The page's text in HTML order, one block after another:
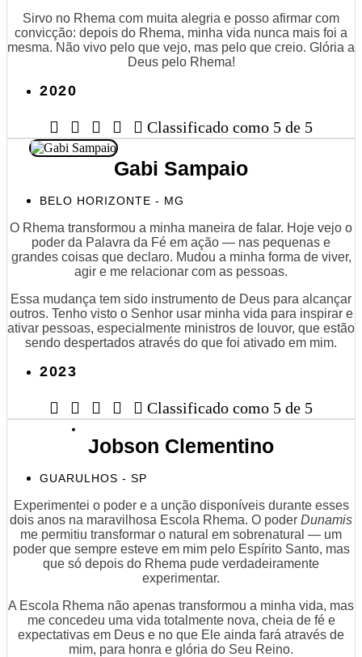
Sirvo no Rhema com muita alegria e posso afirmar com
convicção: depois do Rhema, minha vida nunca mais foi a
mesma. Não vivo pelo que vejo, mas pelo que creio. Glória a
Deus pelo Rhema!
2020
     Classificado como 5 de 5
Gabi Sampaio
BELO HORIZONTE - MG
O Rhema transformou a minha maneira de falar. Hoje vejo o
poder da Palavra da Fé em ação — nas pequenas e
grandes coisas que declaro. Mudou a minha forma de viver,
agir e me relacionar com as pessoas.
Essa mudança tem sido instrumento de Deus para alcançar
outros. Tenho visto o Senhor usar minha vida para inspirar e
ativar pessoas, especialmente ministros de louvor, que estão
sendo despertados através do que foi ativado em mim.
2023
     Classificado como 5 de 5
Jobson Clementino
GUARULHOS - SP
Experimentei o poder e a unção disponíveis durante esses
dois anos na maravilhosa Escola Rhema. O poder Dunamis
me permitiu transformar o natural em sobrenatural — um
poder que sempre esteve em mim pelo Espírito Santo, mas
que só depois do Rhema pude verdadeiramente
experimentar.
A Escola Rhema não apenas transformou a minha vida, mas
me concedeu uma vida totalmente nova, cheia de fé e
expectativas em Deus e no que Ele ainda fará através de
mim, para honra e glória do Seu Reino.